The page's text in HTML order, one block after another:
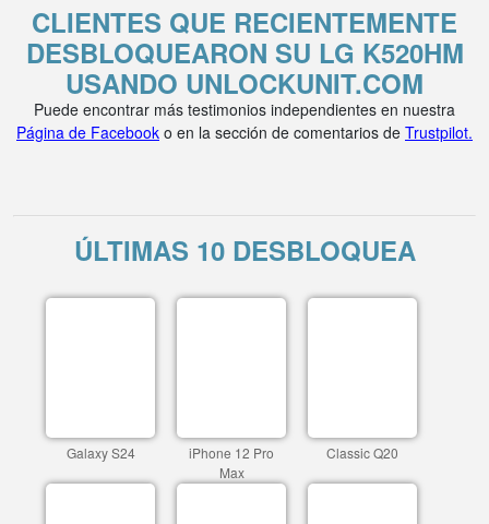
CLIENTES QUE RECIENTEMENTE
DESBLOQUEARON SU LG K520HM
USANDO UNLOCKUNIT.COM
Puede encontrar más testimonios independientes en nuestra
Página de Facebook o en la sección de comentarios de Trustpilot.
ÚLTIMAS 10 DESBLOQUEA
Galaxy S24
iPhone 12 Pro
Max
Classic Q20